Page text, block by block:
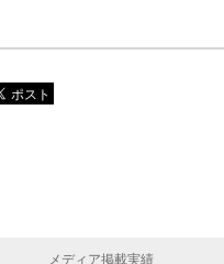
メディア掲載実績